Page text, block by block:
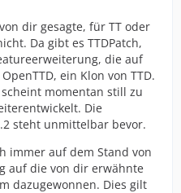
dir gesagte, für TT oder
Da gibt es TTDPatch,
die auf
ein Klon von TTD.
scheint momentan still zu
Die
steht unmittelbar bevor.
immer auf dem Stand von
auf die von dir erwähnte
dazugewonnen. Dies gilt